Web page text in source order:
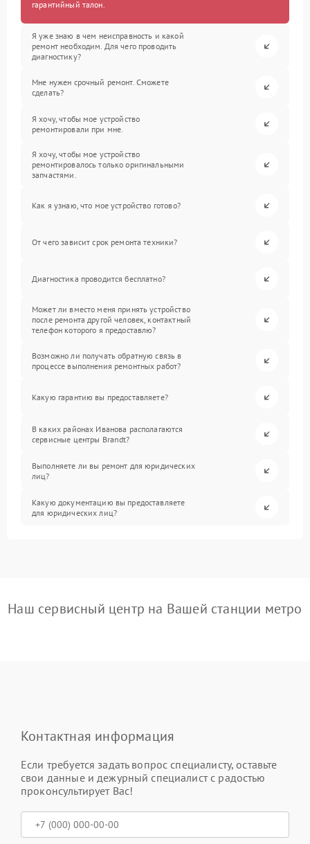
гарантийный талон.
Я уже знаю в чем неисправность и какой
ремонт необходим. Для чего проводить
диагностику?
Мне нужен срочный ремонт. Сможете
сделать?
Я хочу, чтобы мое устройство
ремонтировали при мне.
Я хочу, чтобы мое устройство
ремонтировалось только оригинальными
запчастями.
Как я узнаю, что мое устройство готово?
От чего зависит срок ремонта техники?
Диагностика проводится бесплатно?
Может ли вместо меня принять устройство
после ремонта другой человек, контактный
телефон которого я предоставлю?
Возможно ли получать обратную связь в
процессе выполнения ремонтных работ?
Какую гарантию вы предоставляете?
В каких районах Иванова располагаются
сервисные центры Brandt?
Выполняете ли вы ремонт для юридических
лиц?
Какую документацию вы предоставляете
для юридических лиц?
Наш сервисный центр на Вашей станции метро
Контактная информация
Если требуется задать вопрос специалисту, оставьте
свои данные и дежурный специалист с радостью
проконсультирует Вас!